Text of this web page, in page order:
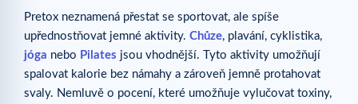
Pretox neznamená přestat se sportovat, ale spíše
upřednostňovat jemné aktivity. Chůze, plavání, cyklistika,
jóga nebo Pilates jsou vhodnější. Tyto aktivity umožňují
spalovat kalorie bez námahy a zároveň jemně protahovat
svaly. Nemluvě o pocení, které umožňuje vylučovat toxiny,